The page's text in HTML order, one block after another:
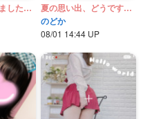
遅くなっちゃいましたが😖💦
夏の思い出‪、どうですか〜？
のどか
08/01 14:44 UP